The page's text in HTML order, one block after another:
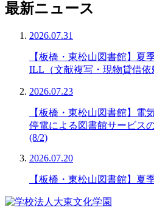
最新ニュース
2026.07.31
【板橋・東松山図書館】夏
ILL（文献複写・現物貸借依
2026.07.23
【板橋・東松山図書館】電
停電による図書館サービス
(8/2)
2026.07.20
【板橋・東松山図書館】夏